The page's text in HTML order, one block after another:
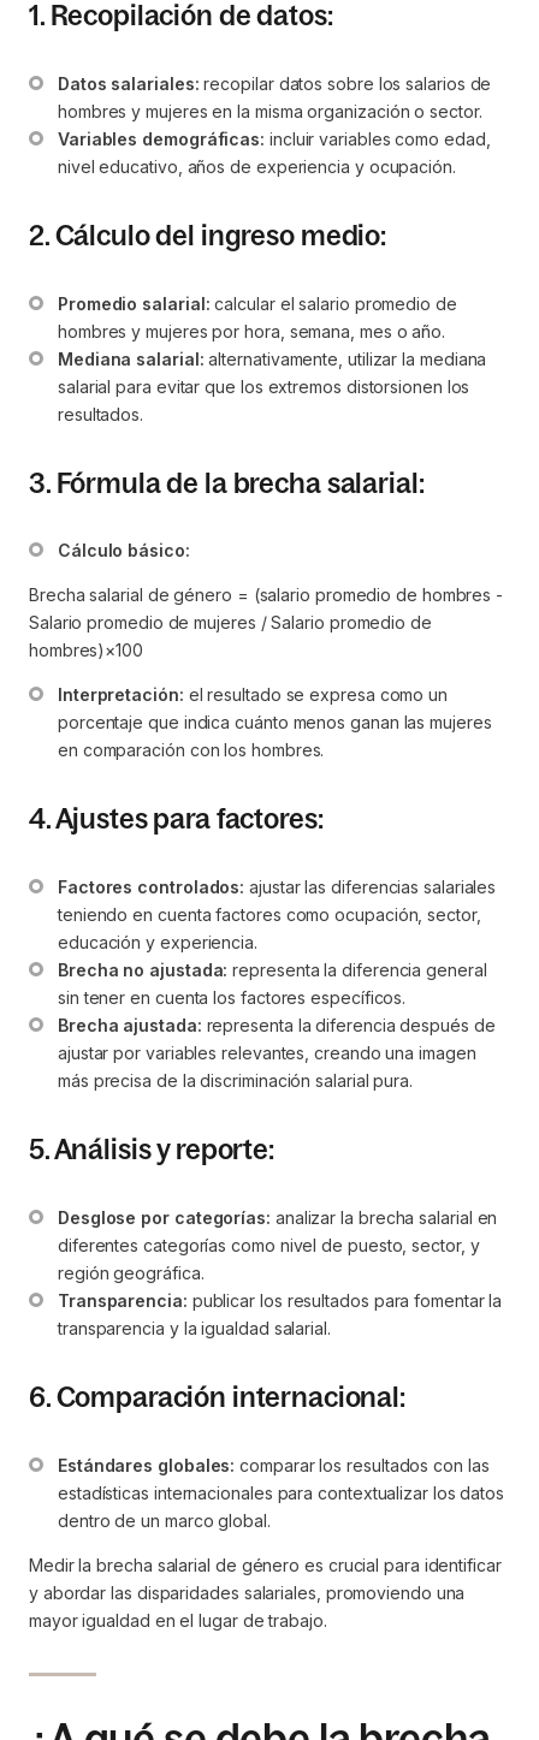
1. Recopilación de datos:
Datos salariales: recopilar datos sobre los salarios de
hombres y mujeres en la misma organización o sector.
Variables demográficas: incluir variables como edad,
nivel educativo, años de experiencia y ocupación.
2. Cálculo del ingreso medio:
Promedio salarial: calcular el salario promedio de
hombres y mujeres por hora, semana, mes o año.
Mediana salarial: alternativamente, utilizar la mediana
salarial para evitar que los extremos distorsionen los
resultados.
3. Fórmula de la brecha salarial:
Cálculo básico:
Brecha salarial de género = (salario promedio de hombres -
Salario promedio de mujeres / Salario promedio de
hombres)×100
Interpretación: el resultado se expresa como un
porcentaje que indica cuánto menos ganan las mujeres
en comparación con los hombres.
4. Ajustes para factores:
Factores controlados: ajustar las diferencias salariales
teniendo en cuenta factores como ocupación, sector,
educación y experiencia.
Brecha no ajustada: representa la diferencia general
sin tener en cuenta los factores específicos.
Brecha ajustada: representa la diferencia después de
ajustar por variables relevantes, creando una imagen
más precisa de la discriminación salarial pura.
5. Análisis y reporte:
Desglose por categorías: analizar la brecha salarial en
diferentes categorías como nivel de puesto, sector, y
región geográfica.
Transparencia: publicar los resultados para fomentar la
transparencia y la igualdad salarial.
6. Comparación internacional:
Estándares globales: comparar los resultados con las
estadísticas internacionales para contextualizar los datos
dentro de un marco global.
Medir la brecha salarial de género es crucial para identificar
y abordar las disparidades salariales, promoviendo una
mayor igualdad en el lugar de trabajo.